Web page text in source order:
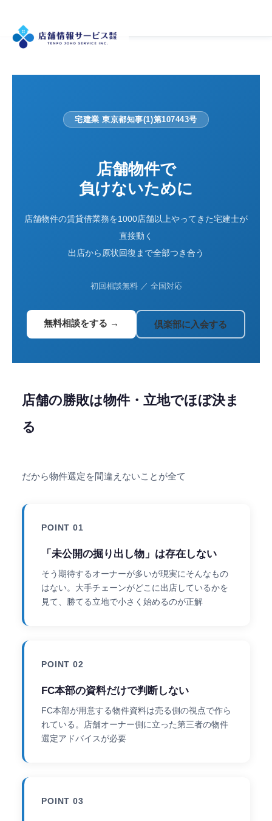
宅建業 東京都知事(1)第107443号
店舗物件で
負けないために
店舗物件の賃貸借業務を1000店舗以上やってきた宅建士が
直接動く
出店から原状回復まで全部つき合う
初回相談無料 ／ 全国対応
無料相談をする → 倶楽部に入会する
店舗の勝敗は物件・立地でほぼ決ま
る
だから物件選定を間違えないことが全て
POINT 01
「未公開の掘り出し物」は存在しない
そう期待するオーナーが多いが現実にそんなもの
はない。大手チェーンがどこに出店しているかを
見て、勝てる立地で小さく始めるのが正解
POINT 02
FC本部の資料だけで判断しない
FC本部が用意する物件資料は売る側の視点で作ら
れている。店舗オーナー側に立った第三者の物件
選定アドバイスが必要
POINT 03